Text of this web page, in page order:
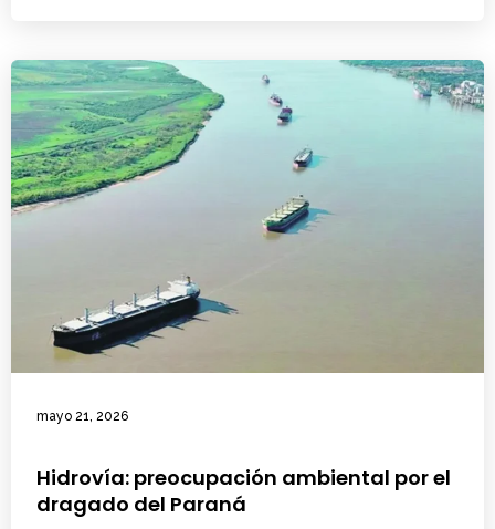
mayo 21, 2026
Hidrovía: preocupación ambiental por el
dragado del Paraná